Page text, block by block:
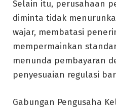
Selain itu, perusahaan
diminta tidak
wajar, membatasi
mempermainkan
menunda pembayaran
penyesuaian regulasi
Gabungan Pengusaha